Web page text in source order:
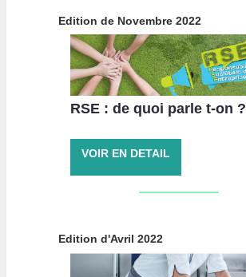
Edition de Novembre 2022
RSE : de quoi parle t-on ?
VOIR EN DETAIL
Edition d'Avril 2022